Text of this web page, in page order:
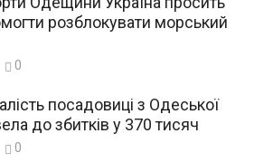
розблокувати морський
0
посадовиці з Одеської
до збитків у 370 тисяч
0